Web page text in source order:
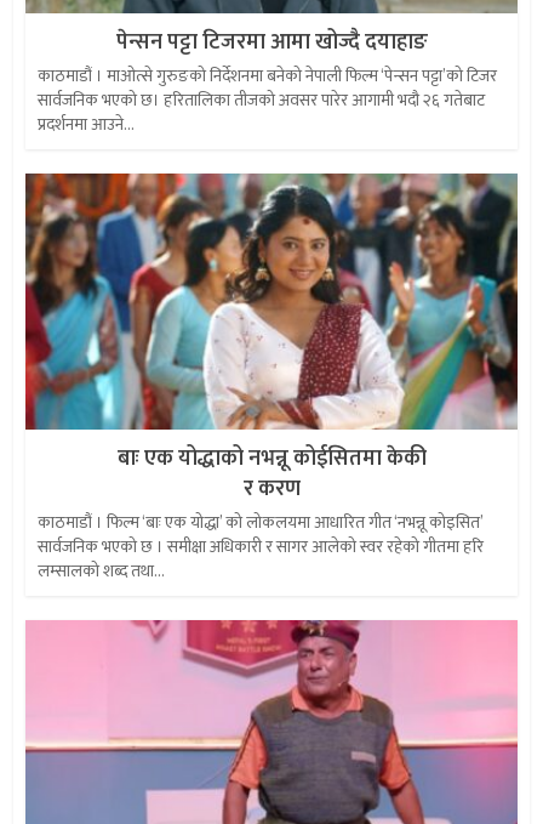
पेन्सन पट्टा टिजरमा आमा खोज्दै दयाहाङ
काठमाडौं । माओत्से गुरुङको निर्देशनमा बनेको नेपाली फिल्म ‘पेन्सन पट्टा’को टिजर
सार्वजनिक भएको छ। हरितालिका तीजको अवसर पारेर आगामी भदौ २६ गतेबाट
प्रदर्शनमा आउने...
बाः एक योद्धाको नभन्नू कोईसितमा केकी
र करण
काठमाडौं । फिल्म ‘बाः एक योद्धा’ को लोकलयमा आधारित गीत ‘नभन्नू कोइसित’
सार्वजनिक भएको छ । समीक्षा अधिकारी र सागर आलेको स्वर रहेको गीतमा हरि
लम्सालको शब्द तथा...